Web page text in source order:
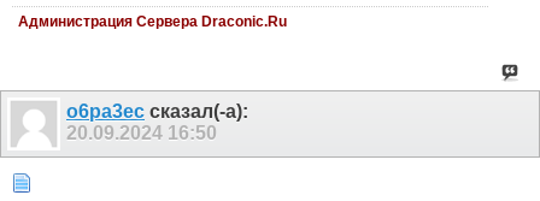
Администрация Сервера Draconic.Ru
o6pa3ec сказал(-а):
20.09.2024 16:50